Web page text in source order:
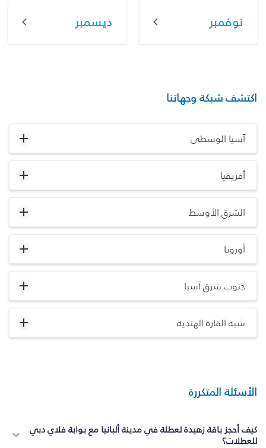
نوفمبر ديسمبر
اكتشف شبكة وجهاتنا
آسيا الوسطى
أفريقيا
الشرق الأوسط
أوروبا
جنوب شرق آسيا
شبه القارة الهندية
الأسئلة المتكررة
كيف أحجز باقة زهيدة لعطلة في مدينة ألبانيا مع بوابة فلاي دبي
للعطلات؟